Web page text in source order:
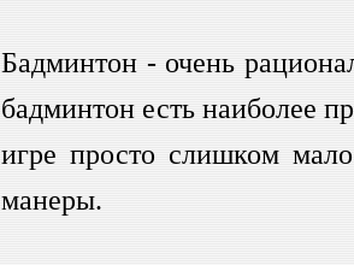
Бадминтон - очень
бадминтон есть наиболее
игре просто слишком
манеры.